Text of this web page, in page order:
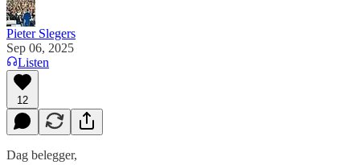
Pieter Slegers
Sep 06, 2025
Listen
12
Dag belegger,